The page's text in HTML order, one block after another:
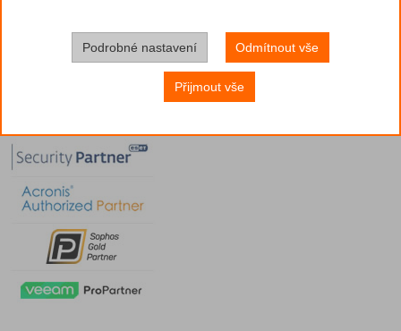
Podrobné nastavení Odmítnout vše
Přijmout vše